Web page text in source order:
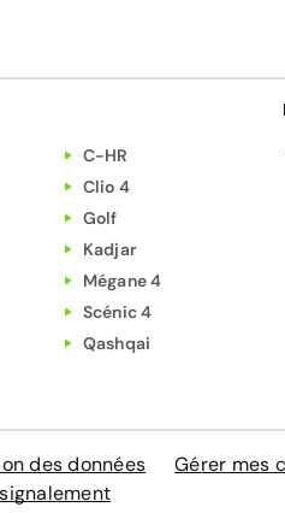
C-HR
Clio 4
Golf
Kadjar
Mégane 4
Scénic 4
Qashqai
des données Gérer mes